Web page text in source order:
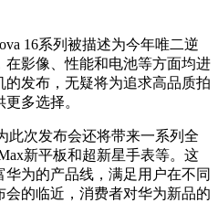
16系列被描述为今年唯二逆
影像、性能和电池等方面均进
发布，无疑将为追求高品质拍
多选择。
此次发布会还将带来一系列全
新平板和超新星手表等。这
为的产品线，满足用户在不同
的临近，消费者对华为新品的